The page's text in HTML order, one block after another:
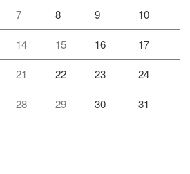
7 8 9 10
14 15 16 17
21 22 23 24
28 29 30
31